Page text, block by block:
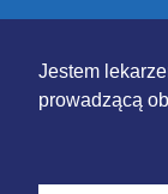
contentJestem
prowadzącą